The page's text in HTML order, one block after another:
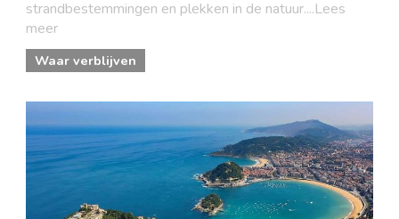
strandbestemmingen en plekken in de natuur....Lees
meer
Waar verblijven